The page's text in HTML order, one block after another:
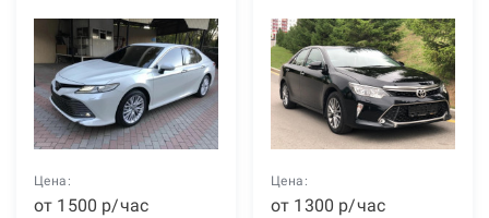
Цена:
от 1500 р/час
Цена:
от 1300 р/час